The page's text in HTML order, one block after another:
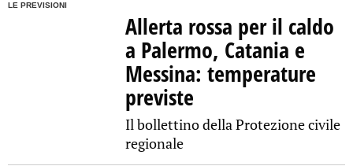
LE PREVISIONI
Allerta rossa per il caldo
a Palermo, Catania e
Messina: temperature
previste
Il bollettino della Protezione civile
regionale